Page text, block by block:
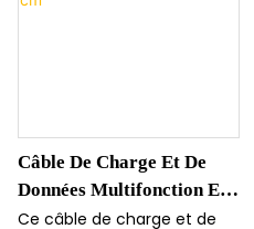
d'aluminium et son débit de
pour les ordinateurs
portables et les téléphones.
Câble De Charge Et De
Données Multifonction En
Aluminium PD 30 W 60 W
Ce câble de charge et de